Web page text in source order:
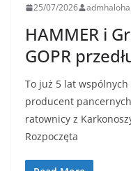
25/07/2026
HAMMER i
GOPR
To już 5 lat wspólnych
producent
ratownicy z
Rozpoczęta